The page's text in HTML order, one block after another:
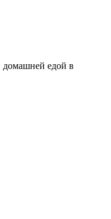
домашней едой в